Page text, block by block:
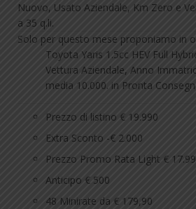
Nuovo, Usato Aziendale, Km Zero e
a 35 q.li.
Solo per questo mese proponiamo in
Toyota Yaris 1.5cc HEV Full
Vettura Aziendale, Anno
media 10.000. in Pronta
Prezzo di listino € 19.990
Extra Sconto -€ 2.000
Prezzo Promo Rata Light €
Anticipo € 500
48 Minirate da € 179,90